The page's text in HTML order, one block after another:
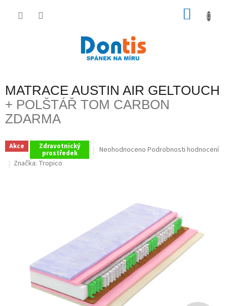
MATRACE AUSTIN AIR GELTOUCH
+ POLŠTÁŘ TOM CARBON
ZDARMA
Akce Zdravotnický
prostředek
Průměrné
hvězdiček.
Neohodnoceno Podrobnosti hodnocení
Značka: Tropico